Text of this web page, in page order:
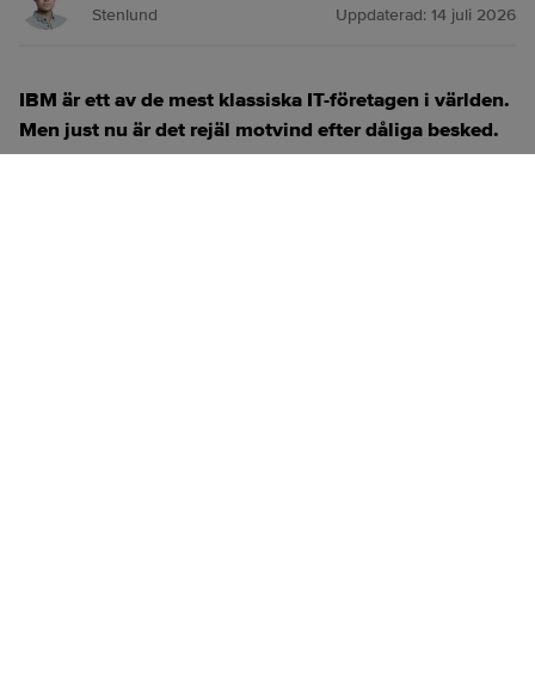
Stenlund
Uppdaterad: 14 juli 2026
IBM är ett av de mest klassiska IT-företagen i världen.
Men just nu är det rejäl motvind efter dåliga besked.